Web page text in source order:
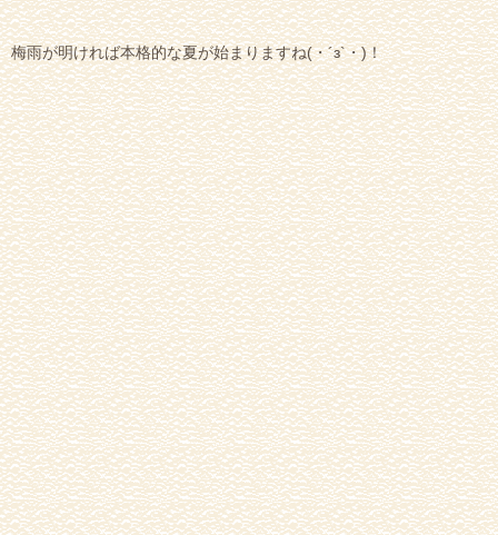
梅雨が明ければ本格的な夏が始まりますね(・´з`・)！